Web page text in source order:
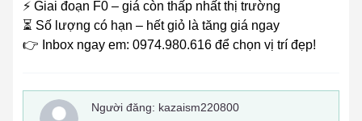
⚡ Giai đoạn F0 – giá còn thấp nhất thị trường
⏳ Số lượng có hạn – hết giỏ là tăng giá ngay
👉 Inbox ngay em: 0974.980.616 để chọn vị trí đẹp!
Người đăng: kazaism220800